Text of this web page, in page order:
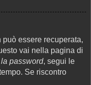
essere recuperata,
vai nella pagina di
password, segui le
Se riscontro